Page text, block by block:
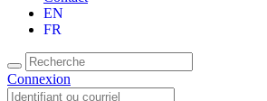
EN
FR
Connexion